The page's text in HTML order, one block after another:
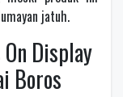
jatuh.
Display
Boros